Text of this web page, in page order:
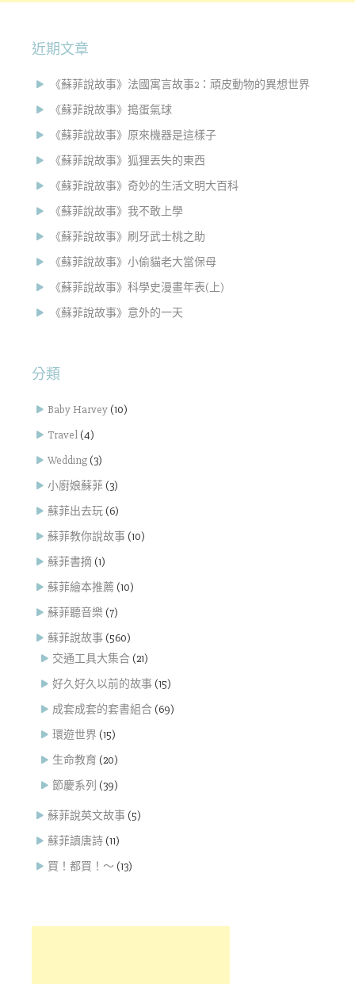
近期文章
《蘇菲說故事》法國寓言故事2：頑皮動物的異想世界
《蘇菲說故事》搗蛋氣球
《蘇菲說故事》原來機器是這樣子
《蘇菲說故事》狐狸丟失的東西
《蘇菲說故事》奇妙的生活文明大百科
《蘇菲說故事》我不敢上學
《蘇菲說故事》刷牙武士桃之助
《蘇菲說故事》小偷貓老大當保母
《蘇菲說故事》科學史漫畫年表(上)
《蘇菲說故事》意外的一天
分類
Baby Harvey (10)
Travel (4)
Wedding (3)
小廚娘蘇菲 (3)
蘇菲出去玩 (6)
蘇菲教你說故事 (10)
蘇菲書摘 (1)
蘇菲繪本推薦 (10)
蘇菲聽音樂 (7)
蘇菲說故事 (560)
交通工具大集合 (21)
好久好久以前的故事 (15)
成套成套的套書組合 (69)
環遊世界 (15)
生命教育 (20)
節慶系列 (39)
蘇菲說英文故事 (5)
蘇菲讀唐詩 (11)
買！都買！～ (13)